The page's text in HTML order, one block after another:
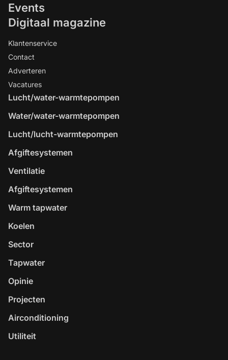
Events
Digitaal magazine
Klantenservice
Contact
Adverteren
Vacatures
Lucht/water-warmtepompen
Water/water-warmtepompen
Lucht/lucht-warmtepompen
Afgiftesystemen
Ventilatie
Afgiftesystemen
Warm tapwater
Koelen
Sector
Tapwater
Opinie
Projecten
Airconditioning
Utiliteit